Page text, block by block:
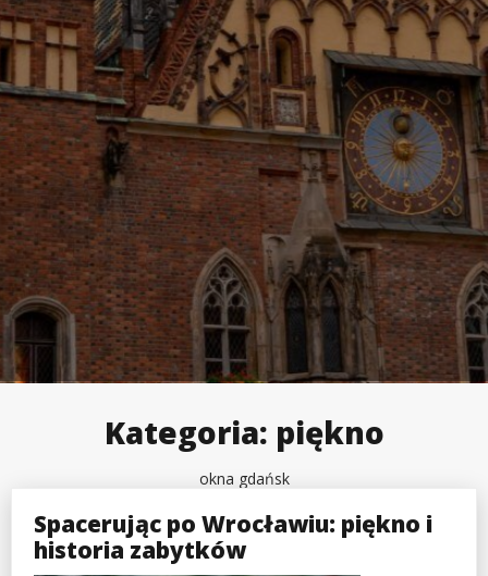
Kategoria: piękno
okna gdańsk
Spacerując po Wrocławiu: piękno i
historia zabytków